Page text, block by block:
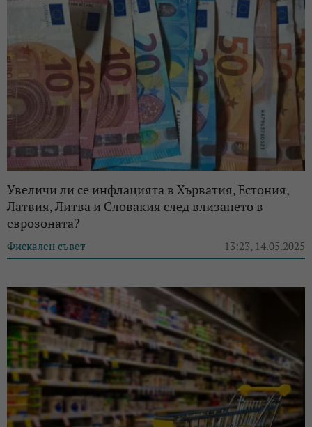
Увеличи ли се инфлацията в Хърватия, Естония,
Латвия, Литва и Словакия след влизането в
еврозоната?
Фискален съвет 13:23, 14.05.2025